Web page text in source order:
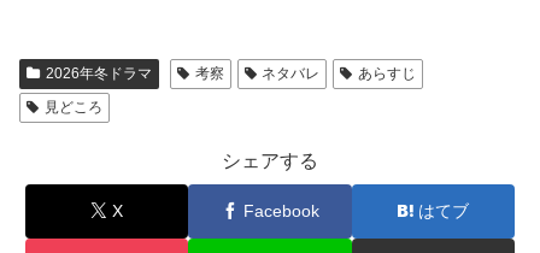
2026年冬ドラマ 考察 ネタバレ
あらすじ
見どころ
シェアする
X Facebook はてブ